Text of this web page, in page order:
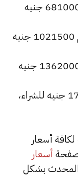
سعر الذهب عيار 21 وزن 100 جرام 681000 جنيه
أسعار الذهب عيار 21 وزن 150 جرام 1021500 جنيه
سعر الذهب عيار 21 وزن 200 جرام 1362000 جنيه
سعر عيار 21 وزن 250 جرام 1702500 جنيه للشراء،
لكافة أسعار
صفحة أسعار
المحدث بشكل